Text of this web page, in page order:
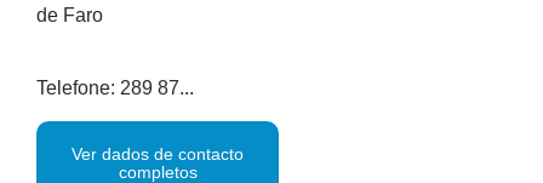
de Faro
Telefone: 289 87...
Ver dados de contacto
completos